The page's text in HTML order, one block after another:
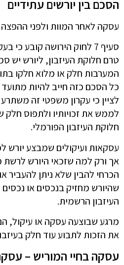
הסכם בין יורשים עתידיים
עסקה לאחר המוות ולפני ההפצה
סעיף 7 לחוק הירושה קובע
טרם חלוקת העיזבון, ליורש יש
המערבות חלק או מלוא חלקו
כל הסכם כזה חייב להיות
לציין כי עקרון משפטי זה
לממש את זכויותיו ולתפוס חלק
חלוקת העיזבון הפורמלי.
עסקאות ועיקולים שמבצע יורש
אך ורק למה שזכאי היורש לרשת
הכרחי להבין שלא ניתן להעביר
שהיורש מחזיק בנכסים או
העיזבון הרשמית.
מרגע שבוצעה עסקה או עיקול,
את הזכות לתבוע עוד חלק
עסקה בחיי המוריש –